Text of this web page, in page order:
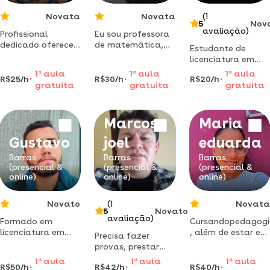
Novata
Profissional
dedicado oferece
agilidade e
execelente
R$25/h
1 aaula
gratuita
Novata
Eu sou professora
de matemática,
claro e eficiente.
R$30/h
1 a aula
gratuita
5
(1
avaliação)
Estudante de
licenciatura em
matemática,
busco ensinar os
alunos utilizando
inovadores e
tirando aquela
ideia errada de
que a matemática
é chata.
R$20/h
1 aaula
gratuita
Gustavo
Barras
(presencial &
online)
Novato
Formado em
licenciatura em
no mercado a três
R$50/h
1 aaula
Marcos
joel
Barras
(presencial &
online)
5
(1
avaliação)
Novato
Precisa fazer
provas, prestar
concursos ou se
R$42/h
1 a aula
Maria
eduarda
Barras
(presencial &
online)
Novata
, além de estar em
ensinar de maneira
R$40/h
1 aaula